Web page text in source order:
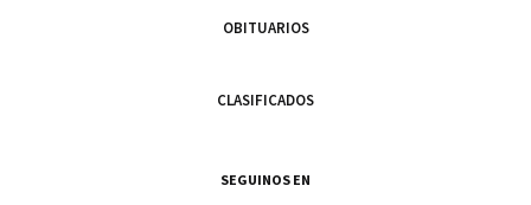
OBITUARIOS
CLASIFICADOS
SEGUINOS EN